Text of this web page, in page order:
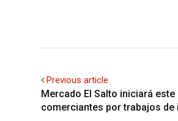
Previous article
Mercado El Salto iniciará
comerciantes por trabajos de